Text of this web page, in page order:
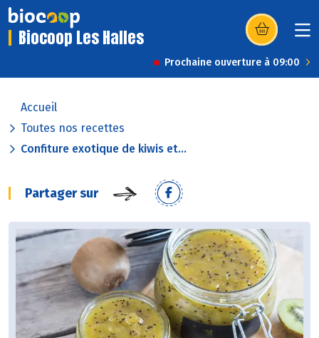
Biocoop Les Halles (s’ouvre dans
Prochaine ouverture à 09:00
Accueil
Toutes nos recettes
Confiture exotique de kiwis et...
Partager sur